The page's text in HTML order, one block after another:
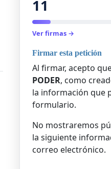
11
Ver firmas →
Firmar esta petición
Al firmar, acepto
PODER, como
la información que
formulario.
No mostraremos
la siguiente
correo electrónico.